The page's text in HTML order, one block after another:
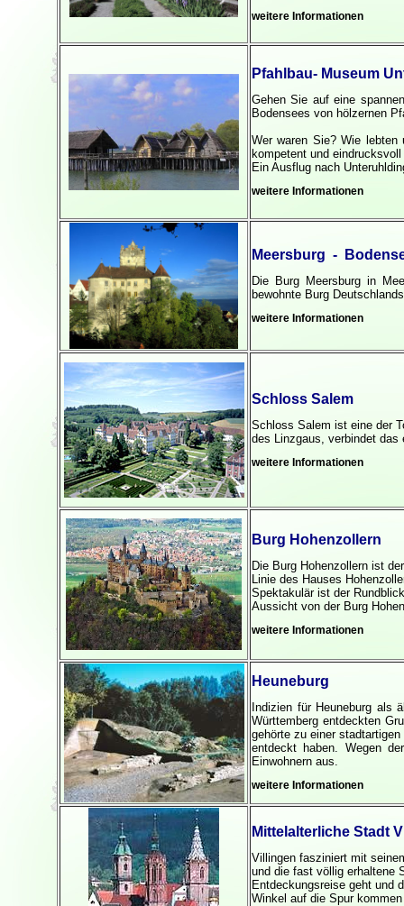
weitere Informationen
Pfahlbau- Museum
Gehen Sie auf eine
Bodensees von hölzernen
Wer waren Sie? Wie lebten
kompetent und
Ein Ausflug nach
weitere Informationen
Meersburg -
Die Burg Meersburg in
bewohnte Burg
weitere Informationen
Schloss Salem
Schloss Salem ist eine der
des Linzgaus, verbindet
weitere Informationen
Burg Hohenzollern
Die Burg Hohenzollern ist
Linie des Hauses
Spektakulär ist der
Aussicht von der Burg
weitere Informationen
Heuneburg
Indizien für Heuneburg
Württemberg entdeckten
gehörte zu einer
entdeckt haben. Wegen
Einwohnern aus.
weitere Informationen
Mittelalterliche Stadt
Villingen fasziniert mit
und die fast völlig erhaltene
Entdeckungsreise geht und
Winkel auf die Spur